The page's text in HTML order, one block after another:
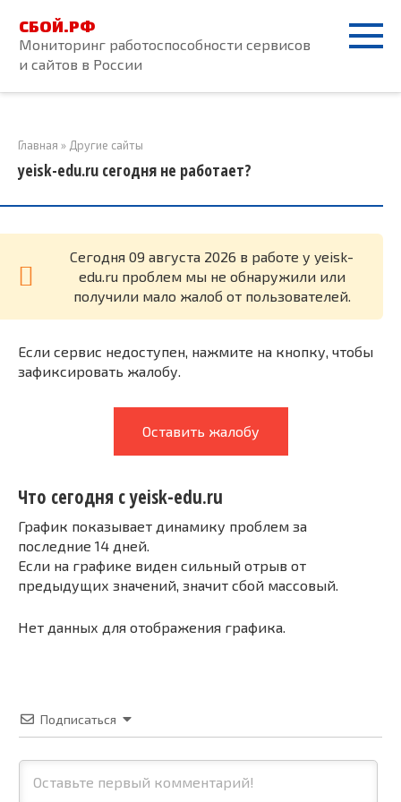
контенту
СБОЙ.РФ
Мониторинг работоспособности сервисов
и сайтов в России
Главная » Другие сайты
yeisk-edu.ru сегодня не работает?
Cегодня 09 августа 2026 в работе у yeisk-
edu.ru проблем мы не обнаружили или
получили мало жалоб от пользователей.
Если сервис недоступен, нажмите на кнопку, чтобы
зафиксировать жалобу.
Оставить жалобу
Что сегодня с yeisk-edu.ru
График показывает динамику проблем за
последние 14 дней.
Если на графике виден сильный отрыв от
предыдущих значений, значит сбой массовый.
Нет данных для отображения графика.
Подписаться